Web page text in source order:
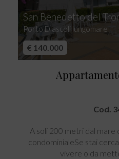
San Benedetto del
Porto D'ascoli lungomare
€ 140.000
Cod.
A soli 200 metri dal mare
condominialeSe stai
vivere o da